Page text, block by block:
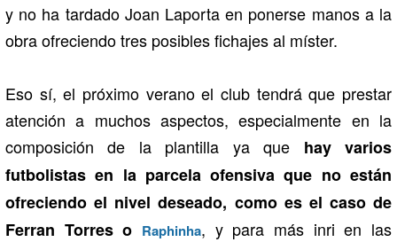
y no ha tardado Joan Laporta en ponerse manos a la
obra ofreciendo tres posibles fichajes al míster.
Eso sí, el próximo verano el club tendrá que prestar
atención a muchos aspectos, especialmente en la
composición de la plantilla ya que hay varios
futbolistas en la parcela ofensiva que no están
ofreciendo el nivel deseado, como es el caso de
Ferran Torres o Raphinha, y para más inri en las